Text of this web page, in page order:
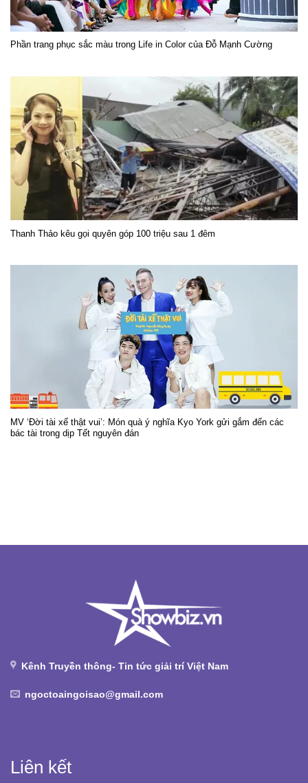
Phần trang phục sắc màu trong Life in Color của Đỗ Mạnh Cường
Thanh Thảo kêu gọi quyên góp 100 triệu sau 1 đêm
MV ‘Đời tài xế thật vui’: Món quà ý nghĩa Kyo York gửi gắm đến các
bác tài trong dịp Tết nguyên đán
Kênh Truyền thông- Tin tức giải trí Việt Nam
ngoctoaingoisao@gmail.com
Liên kết